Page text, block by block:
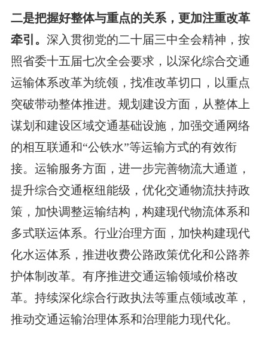
二是把握好整体与重点的关系，更加注重改革
牵引。 深入贯彻党的二十届三中全会精神，按
照省委十五届七次全会要求，以深化综合交通
运输体系改革为统领，找准改革切口，以重点
突破带动整体推进。规划建设方面，从整体上
谋划和建设区域交通基础设施，加强交通网络
的相互联通和“公铁水”等运输方式的有效衔
接。运输服务方面，进一步完善物流大通道，
提升综合交通枢纽能级，优化交通物流扶持政
策，加快调整运输结构，构建现代物流体系和
多式联运体系。行业治理方面，加快构建现代
化水运体系，推进收费公路政策优化和公路养
护体制改革。有序推进交通运输领域价格改
革。持续深化综合行政执法等重点领域改革，
推动交通运输治理体系和治理能力现代化。